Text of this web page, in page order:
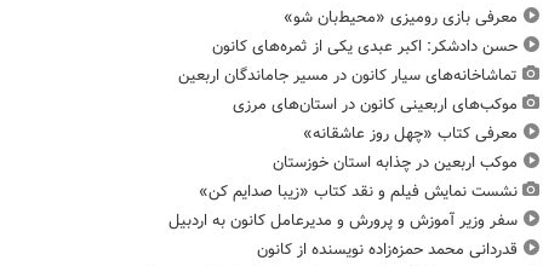
معرفی بازی رومیزی «محیط‌بان شو»
حسن دادشکر: اکبر عبدی یکی از ثمره‌های کانون
تماشاخانه‌های سیار کانون در مسیر جاماندگان اربعین
موکب‌های اربعینی کانون در استان‌های مرزی
معرفی کتاب «چهل روز عاشقانه»
موکب اربعین در چذابه استان خوزستان
نشست نمایش فیلم و نقد کتاب «زیبا صدایم کن»
سفر وزیر آموزش و پرورش و مدیرعامل کانون به اردبیل
قدردانی محمد حمزه‌زاده نویسنده از کانون